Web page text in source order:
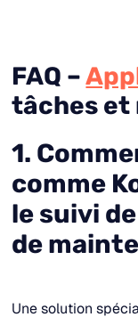
FAQ –
tâches et
1.
comme
le suivi
de
Une solution